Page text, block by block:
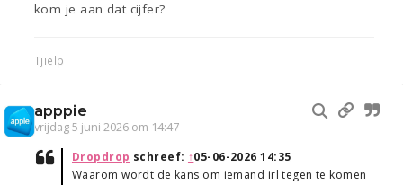
kom je aan dat cijfer?
Tjielp
apppie
vrijdag 5 juni 2026 om 14:47
Dropdrop schreef: ↑05-06-2026 14:35
Waarom wordt de kans om iemand irl tegen te komen